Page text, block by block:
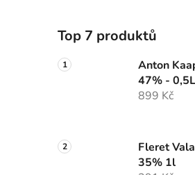
Top 7 produktů
Anton
47% - 0,5L
899 Kč
Fleret
35% 1l